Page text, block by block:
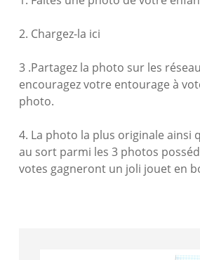
2. Chargez-la ici
3 .Partagez la photo sur les
encouragez votre entourage à
photo.
4. La photo la plus originale ainsi
au sort parmi les 3 photos
votes gagneront un joli jouet en